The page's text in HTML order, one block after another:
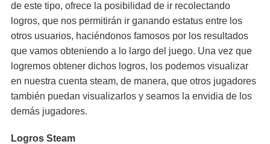
de este tipo, ofrece la posibilidad de ir recolectando
logros, que nos permitirán ir ganando estatus entre los
otros usuarios, haciéndonos famosos por los resultados
que vamos obteniendo a lo largo del juego. Una vez que
logremos obtener dichos logros, los podemos visualizar
en nuestra cuenta steam, de manera, que otros jugadores
también puedan visualizarlos y seamos la envidia de los
demás jugadores.
Logros Steam